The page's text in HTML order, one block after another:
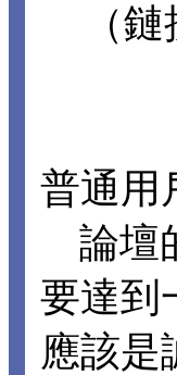
（
普通用
論壇
要達到
應該是